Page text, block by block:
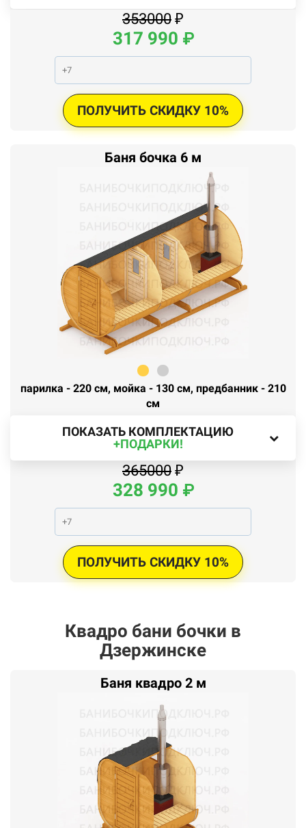
353000 ₽
317 990 ₽
ПОЛУЧИТЬ СКИДКУ 10%
Баня бочка 6 м
парилка - 220 см, мойка - 130 см, предбанник - 210
см
ПОКАЗАТЬ КОМПЛЕКТАЦИЮ
+ПОДАРКИ!
365000 ₽
328 990 ₽
ПОЛУЧИТЬ СКИДКУ 10%
Квадро бани бочки в
Дзержинске
Баня квадро 2 м